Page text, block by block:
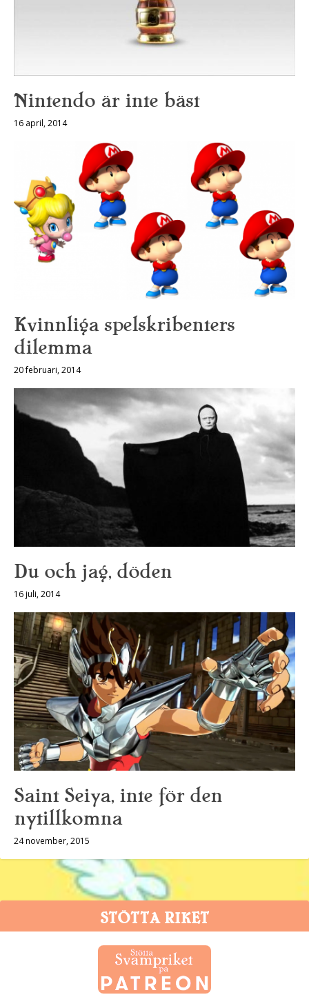
Nintendo är inte bäst
16 april, 2014
Kvinnliga spelskribenters
dilemma
20 februari, 2014
Du och jag, döden
16 juli, 2014
Saint Seiya, inte för den
nytillkomna
24 november, 2015
STÖTTA RIKET